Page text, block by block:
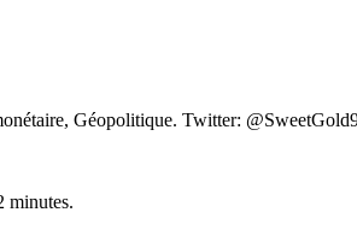
Géopolitique. Twitter:
minutes.